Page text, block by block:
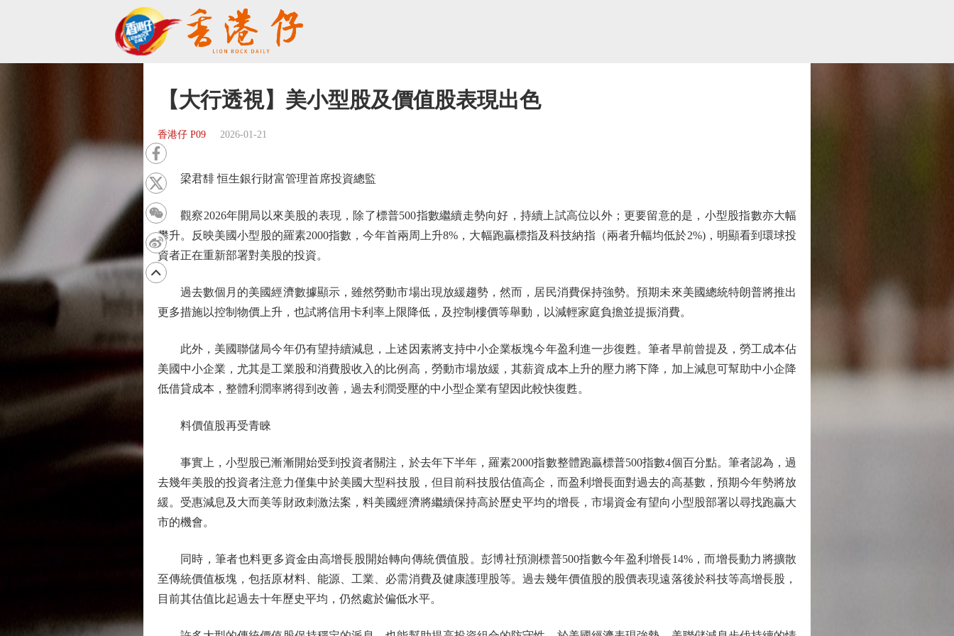
【大行透視】美小型股及價值股表現出色
香港仔 P09 2026-01-21
梁君馡 恒生銀行財富管理首席投資總監
觀察2026年開局以來美股的表現，除了標普500指數繼續走勢向好，持續上試高位以外；更要留意的是，小型股指數亦大幅
攀升。反映美國小型股的羅素2000指數，今年首兩周上升8%，大幅跑贏標指及科技納指（兩者升幅均低於2%)，明顯看到環球投
資者正在重新部署對美股的投資。
過去數個月的美國經濟數據顯示，雖然勞動市場出現放緩趨勢，然而，居民消費保持強勢。預期未來美國總統特朗普將推出
更多措施以控制物價上升，也試將信用卡利率上限降低，及控制樓價等舉動，以減輕家庭負擔並提振消費。
此外，美國聯儲局今年仍有望持續減息，上述因素將支持中小企業板塊今年盈利進一步復甦。筆者早前曾提及，勞工成本佔
美國中小企業，尤其是工業股和消費股收入的比例高，勞動市場放緩，其薪資成本上升的壓力將下降，加上減息可幫助中小企降
低借貸成本，整體利潤率將得到改善，過去利潤受壓的中小型企業有望因此較快復甦。
料價值股再受青睞
事實上，小型股已漸漸開始受到投資者關注，於去年下半年，羅素2000指數整體跑贏標普500指數4個百分點。筆者認為，過
去幾年美股的投資者注意力僅集中於美國大型科技股，但目前科技股估值高企，而盈利增長面對過去的高基數，預期今年勢將放
緩。受惠減息及大而美等財政刺激法案，料美國經濟將繼續保持高於歷史平均的增長，市場資金有望向小型股部署以尋找跑贏大
市的機會。
同時，筆者也料更多資金由高增長股開始轉向傳統價值股。彭博社預測標普500指數今年盈利增長14%，而增長動力將擴散
至傳統價值板塊，包括原材料、能源、工業、必需消費及健康護理股等。過去幾年價值股的股價表現遠落後於科技等高增長股，
目前其估值比起過去十年歷史平均，仍然處於偏低水平。